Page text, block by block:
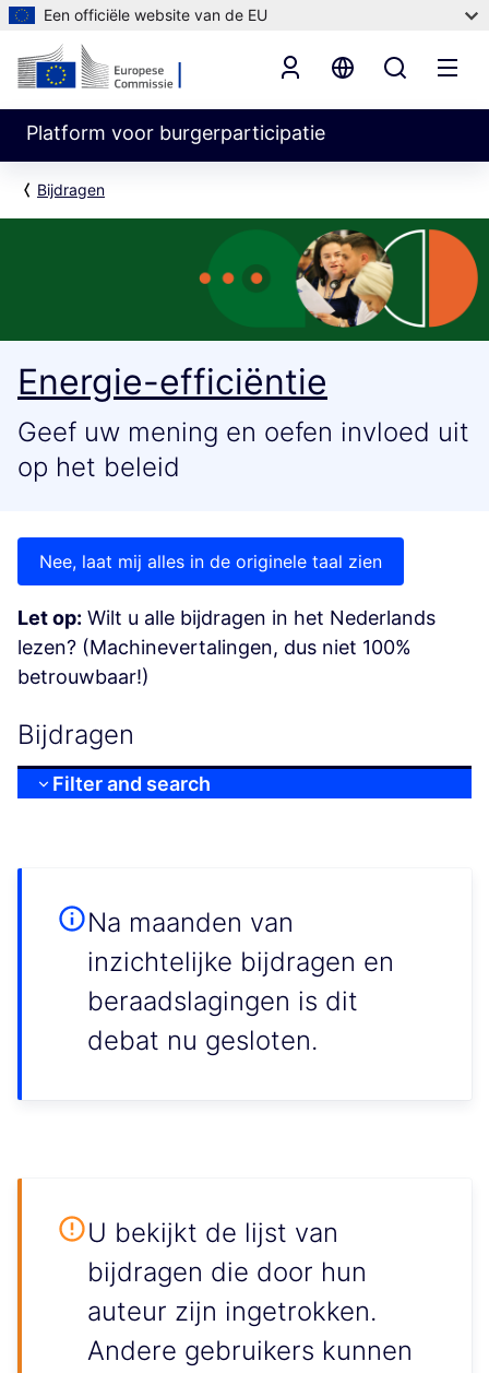
Een officiële website van de EU
Platform voor burgerparticipatie
Bijdragen
Energie-efficiëntie
Geef uw mening en oefen invloed uit
op het beleid
Nee, laat mij alles in de originele taal zien
Let op: Wilt u alle bijdragen in het Nederlands
lezen? (Machinevertalingen, dus niet 100%
betrouwbaar!)
Bijdragen
Filter and search
Na maanden van
inzichtelijke bijdragen en
beraadslagingen is dit
debat nu gesloten.
U bekijkt de lijst van
bijdragen die door hun
auteur zijn ingetrokken.
Andere gebruikers kunnen